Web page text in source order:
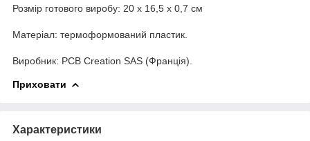
Розмір готового виробу: 20 х 16,5 х 0,7 см
Матеріал: термоформований пластик.
Виробник: PCB Creation SAS (Франція).
Приховати
Характеристики